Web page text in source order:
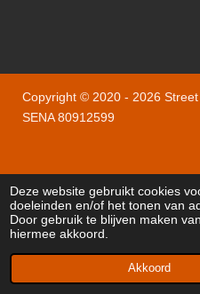
Deze website gebruikt cookies
doeleinden en/of het tonen van
Door gebruik te blijven maken
hiermee akkoord.
Akkoord
Copyright © 2020 - 2026
SENA 80912599
Powered byJouwWeb
E-mailadres